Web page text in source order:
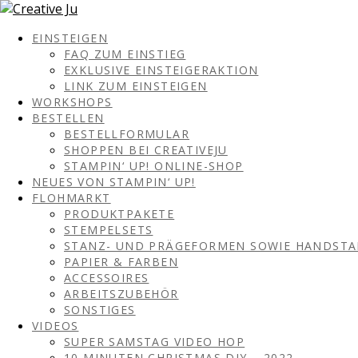
EINSTEIGEN
FAQ ZUM EINSTIEG
EXKLUSIVE EINSTEIGERAKTION
LINK ZUM EINSTEIGEN
WORKSHOPS
BESTELLEN
BESTELLFORMULAR
SHOPPEN BEI CREATIVEJU
STAMPIN‘ UP! ONLINE-SHOP
NEUES VON STAMPIN‘ UP!
FLOHMARKT
PRODUKTPAKETE
STEMPELSETS
STANZ- UND PRÄGEFORMEN SOWIE
PAPIER & FARBEN
ACCESSOIRES
ARBEITSZUBEHÖR
SONSTIGES
VIDEOS
SUPER SAMSTAG VIDEO HOP